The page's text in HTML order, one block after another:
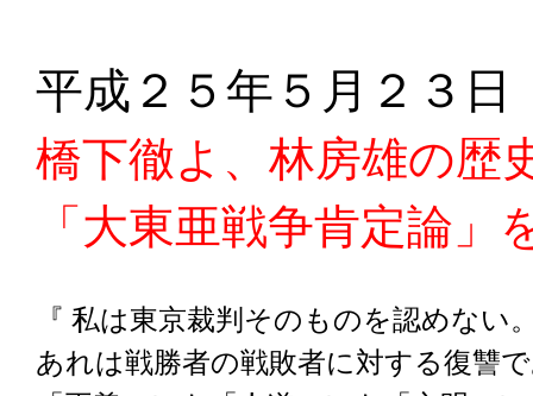
平成２５年５月２３日
橋下徹よ、林房雄の歴
「大東亜戦争肯定論
『 私は東京裁判そのものを認めな
あれは戦勝者の戦敗者に対する復讐